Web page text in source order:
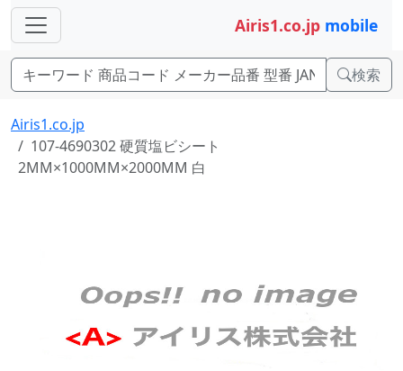
Airis1.co.jp mobile
検索
Airis1.co.jp
107-4690302 硬質塩ビシート
2MM×1000MM×2000MM 白